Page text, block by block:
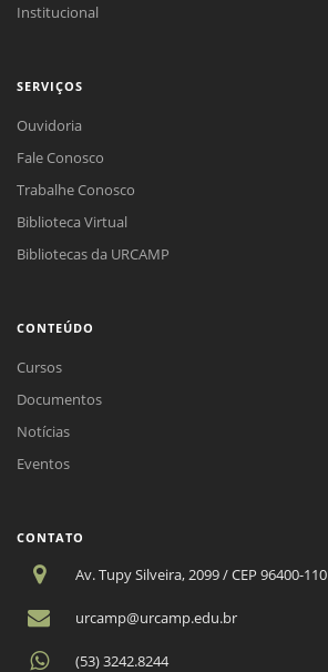
Institucional
SERVIÇOS
Ouvidoria
Fale Conosco
Trabalhe Conosco
Biblioteca Virtual
Bibliotecas da URCAMP
CONTEÚDO
Cursos
Documentos
Notícias
Eventos
CONTATO
Av. Tupy Silveira, 2099 / CEP 96400-110
urcamp@urcamp.edu.br
(53) 3242.8244